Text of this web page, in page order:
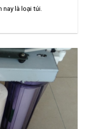
là loại túi.